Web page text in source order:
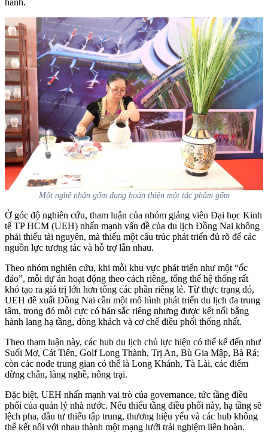
hành.
Một nghệ nhân gốm đang hoàn thiện một tác phẩm gốm
Ở góc độ nghiên cứu, tham luận của nhóm giảng viên Đại học Kinh
tế TP HCM (UEH) nhấn mạnh vấn đề của du lịch Đồng Nai không
phải thiếu tài nguyên, mà thiếu một cấu trúc phát triển đủ rõ để các
nguồn lực tương tác và hỗ trợ lẫn nhau.
Theo nhóm nghiên cứu, khi mỗi khu vực phát triển như một “ốc
đảo”, mỗi dự án hoạt động theo cách riêng, tổng thể hệ thống rất
khó tạo ra giá trị lớn hơn tổng các phần riêng lẻ. Từ thực trạng đó,
UEH đề xuất Đồng Nai cần một mô hình phát triển du lịch đa trung
tâm, trong đó mỗi cực có bản sắc riêng nhưng được kết nối bằng
hành lang hạ tầng, dòng khách và cơ chế điều phối thống nhất.
Theo tham luận này, các hub du lịch chủ lực hiện có thể kể đến như
Suối Mơ, Cát Tiên, Golf Long Thành, Trị An, Bù Gia Mập, Bà Rá;
còn các node trung gian có thể là Long Khánh, Tà Lài, các điểm
dừng chân, làng nghề, nông trại.
Đặc biệt, UEH nhấn mạnh vai trò của governance, tức tầng điều
phối của quản lý nhà nước. Nếu thiếu tầng điều phối này, hạ tầng sẽ
lệch pha, đầu tư thiếu tập trung, thương hiệu yếu và các hub không
thể kết nối với nhau thành một mạng lưới trải nghiệm liên hoàn.